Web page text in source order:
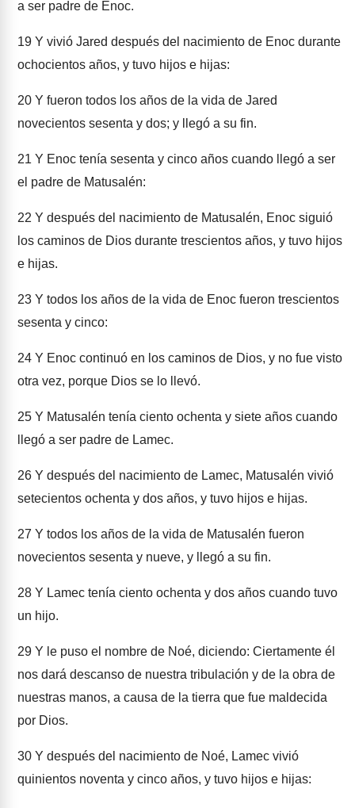
a ser padre de Enoc.
19 Y vivió Jared después del nacimiento de Enoc durante
ochocientos años, y tuvo hijos e hijas:
20 Y fueron todos los años de la vida de Jared
novecientos sesenta y dos; y llegó a su fin.
21 Y Enoc tenía sesenta y cinco años cuando llegó a ser
el padre de Matusalén:
22 Y después del nacimiento de Matusalén, Enoc siguió
los caminos de Dios durante trescientos años, y tuvo hijos
e hijas.
23 Y todos los años de la vida de Enoc fueron trescientos
sesenta y cinco:
24 Y Enoc continuó en los caminos de Dios, y no fue visto
otra vez, porque Dios se lo llevó.
25 Y Matusalén tenía ciento ochenta y siete años cuando
llegó a ser padre de Lamec.
26 Y después del nacimiento de Lamec, Matusalén vivió
setecientos ochenta y dos años, y tuvo hijos e hijas.
27 Y todos los años de la vida de Matusalén fueron
novecientos sesenta y nueve, y llegó a su fin.
28 Y Lamec tenía ciento ochenta y dos años cuando tuvo
un hijo.
29 Y le puso el nombre de Noé, diciendo: Ciertamente él
nos dará descanso de nuestra tribulación y de la obra de
nuestras manos, a causa de la tierra que fue maldecida
por Dios.
30 Y después del nacimiento de Noé, Lamec vivió
quinientos noventa y cinco años, y tuvo hijos e hijas: